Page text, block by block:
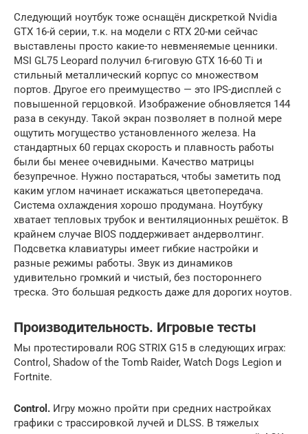
Следующий ноутбук тоже оснащён дискреткой Nvidia
GTX 16-й серии, т.к. на модели с RTX 20-ми сейчас
выставлены просто какие-то невменяемые ценники.
MSI GL75 Leopard получил 6-гиговую GTX 16-60 Ti и
стильный металлический корпус со множеством
портов. Другое его преимущество — это IPS-дисплей с
повышенной герцовкой. Изображение обновляется 144
раза в секунду. Такой экран позволяет в полной мере
ощутить могущество установленного железа. На
стандартных 60 герцах скорость и плавность работы
были бы менее очевидными. Качество матрицы
безупречное. Нужно постараться, чтобы заметить под
каким углом начинает искажаться цветопередача.
Система охлаждения хорошо продумана. Ноутбуку
хватает тепловых трубок и вентиляционных решёток. В
крайнем случае BIOS поддерживает андерволтинг.
Подсветка клавиатуры имеет гибкие настройки и
разные режимы работы. Звук из динамиков
удивительно громкий и чистый, без постороннего
треска. Это большая редкость даже для дорогих ноутов.
Производительность. Игровые тесты
Мы протестировали ROG STRIX G15 в следующих играх:
Control, Shadow of the Tomb Raider, Watch Dogs Legion и
Fortnite.
Control. Игру можно пройти при средних настройках
графики с трассировкой лучей и DLSS. В тяжелых